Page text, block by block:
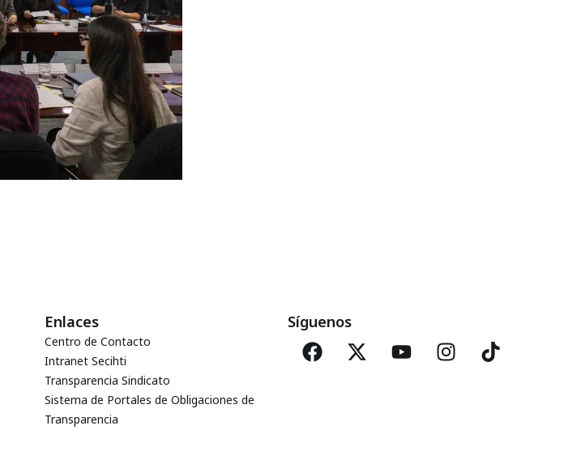
Enlaces
Centro de Contacto
Intranet Secihti
Transparencia Sindicato
Sistema de Portales de Obligaciones de
Transparencia
Síguenos